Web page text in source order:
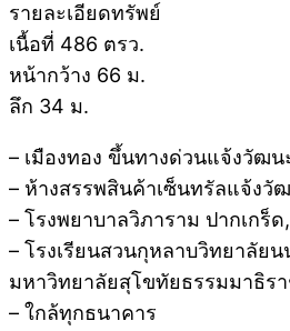
รายละเอียดทรัพย์
เนื้อที่ 486 ตรว.
หน้ากว้าง 66 ม.
ลึก 34 ม.
– เมืองทอง ขึ้นทางด่วนแจ้งวัฒ
– ห้างสรรพสินค้าเซ็นทรัลแจ้งวั
– โรงพยาบาลวิภาราม ปากเกร็
– โรงเรียนสวนกุหลาบวิทยาลัย
มหาวิทยาลัยสุโขทัยธรรมมาธิร
– ใกล้ทุกธนาคาร